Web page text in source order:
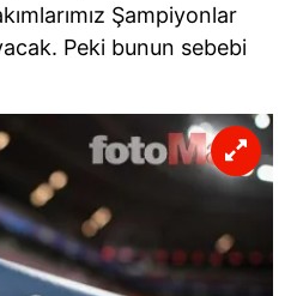
Şampiyonlar
Peki bunun sebebi